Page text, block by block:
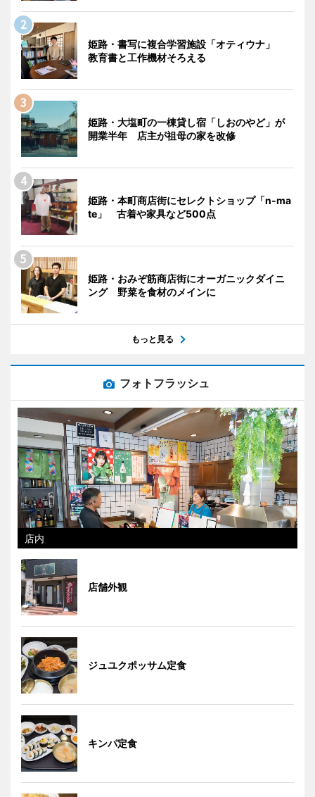
姫路・書写に複合学習施設「オティウナ」
教育書と工作機材そろえる
姫路・大塩町の一棟貸し宿「しおのやど」が
開業半年 店主が祖母の家を改修
姫路・本町商店街にセレクトショップ「n-ma
te」 古着や家具など500点
姫路・おみぞ筋商店街にオーガニックダイニ
ング 野菜を食材のメインに
もっと見る
フォトフラッシュ
店内
店舗外観
ジュユクポッサム定食
キンパ定食